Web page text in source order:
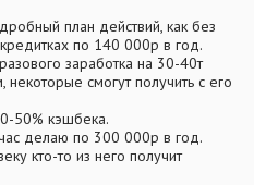
план действий, как без
по 140 000р в год.
заработка на 30-40т
смогут получить с его
50% кэшбека.
делаю по 300 000р в год.
кто-то из него получит